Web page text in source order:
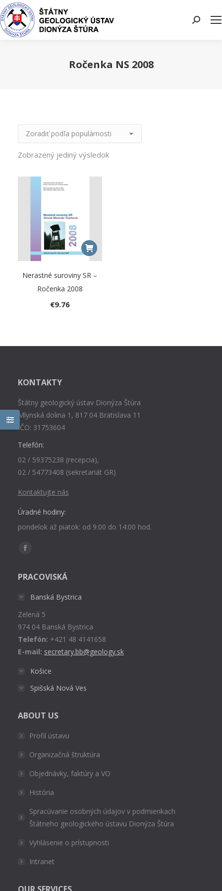
Search:
Ročenka NS 2008
Zobrazený jediný výsledok
Nerastné suroviny SR –
Ročenka 2008
€9.76
KONTAKTY
Štátny geologický ústav Dionýza Štúra
Mlynská dolina 1, 817 04 Bratislava 11
IČO: 31753604
Telefón:
02 / 59375238 (recepcia),
02 / 54773408 (sekretariát GR)
Kontaktujte nás
Úradné hodiny:
pondelok až piatok: od 9:00 do 14:00 hod.
Find us on:
Facebook
opens
window
PRACOVISKÁ
Banská Bystrica
Zelená 5
974 04 Banská Bystrica
Telefón: +421 48 4141658
E-mail: secretary.bb@geology.sk
Košice
Spišská Nová Ves
ABOUT US
Profil ústavu
Organizačná štruktúra
Objednávky, faktúry a VO
História
Spracúvanie osobných údajov v podmienkach
Štátneho geologického ústavu Dionýza Štúra
Vyhlásenie o prístupnosti
Intranet